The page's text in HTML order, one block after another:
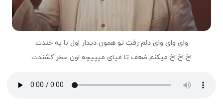
واى واى واى دلم رفت تو همون ديدار اول با يه خندت
اخ اخ اخ ميكنم ضعف تا مياى ميپيچه اون عطر كشندت